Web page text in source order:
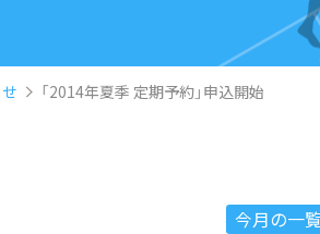
「2014年夏季 定期予約」申込開始
今月の一